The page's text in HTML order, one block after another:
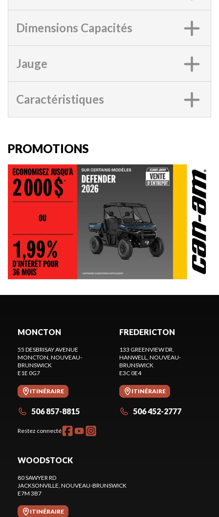
Dimensions Capacités
Jauge
Caractéristiques
PROMOTIONS
MONCTON
55 DESBRISAY AVENUE
MONCTON , NOUVEAU-
BRUNSWICK
E1E 0G7
ITINÉRAIRE
506 857-8815
Restez connecté
FREDERICTON
133 GREENVIEW DR.
HANWELL , NOUVEAU-
BRUNSWICK
E3C 0E4
ITINÉRAIRE
506 452-2777
WOODSTOCK
80 SAWYER RD
JACKSONVILLE , NOUVEAU-BRUNSWICK
E7M 3B7
ITINÉRAIRE